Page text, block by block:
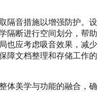
隔音措施以增强防护。设
隔断进行空间划分，帮助
也应考虑吸音效果，减少
障文档整理和存储工作的
体美学与功能的融合，确